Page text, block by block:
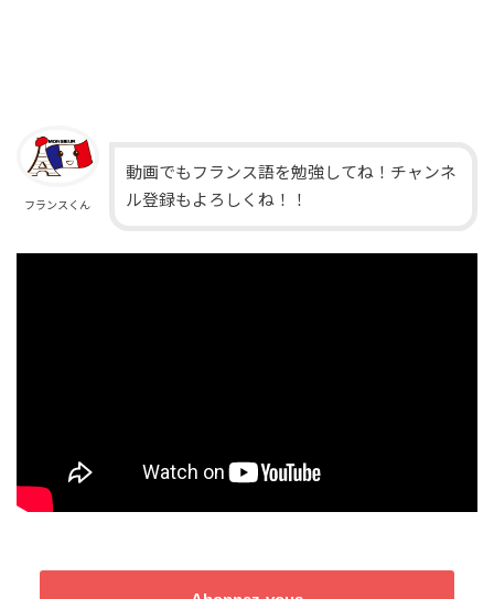
フランスくん
動画でもフランス語を勉強してね！チャンネ
ル登録もよろしくね！！